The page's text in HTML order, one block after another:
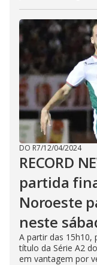
DO R7/12/04/2024
RECORD
partida
Noroeste
neste
A partir das 15h10,
título da Série A2
em vantagem por